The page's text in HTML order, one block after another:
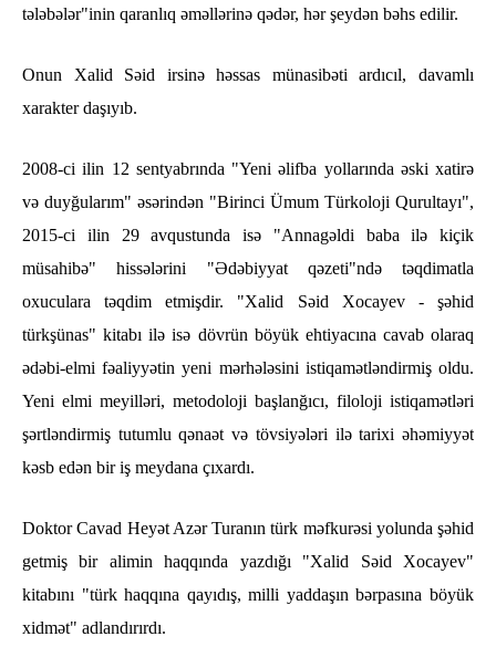
tələbələr"inin qaranlıq əməllərinə qədər, hər şeydən bəhs edilir.
Onun Xalid Səid irsinə həssas münasibəti ardıcıl, davamlı
xarakter daşıyıb.
2008-ci ilin 12 sentyabrında "Yeni əlifba yollarında əski xatirə
və duyğularım" əsərindən "Birinci Ümum Türkoloji Qurultayı",
2015-ci ilin 29 avqustunda isə "Annagəldi baba ilə kiçik
müsahibə" hissələrini "Ədəbiyyat qəzeti"ndə təqdimatla
oxuculara təqdim etmişdir. "Xalid Səid Xocayev - şəhid
türkşünas" kitabı ilə isə dövrün böyük ehtiyacına cavab olaraq
ədəbi-elmi fəaliyyətin yeni mərhələsini istiqamətləndirmiş oldu.
Yeni elmi meyilləri, metodoloji başlanğıcı, filoloji istiqamətləri
şərtləndirmiş tutumlu qənaət və tövsiyələri ilə tarixi əhəmiyyət
kəsb edən bir iş meydana çıxardı.
Doktor Cavad Heyət Azər Turanın türk məfkurəsi yolunda şəhid
getmiş bir alimin haqqında yazdığı "Xalid Səid Xocayev"
kitabını "türk haqqına qayıdış, milli yaddaşın bərpasına böyük
xidmət" adlandırırdı.